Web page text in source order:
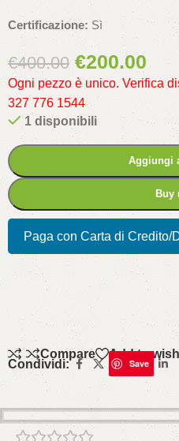
Certificazione: Sì
€400.00 €200.00
Ogni pezzo è unico. Verifica
327 776 1544
1 disponibili
Aggiungi
Buy
Paga con Carta di Credito/
Compare Add to
Condividi: Save